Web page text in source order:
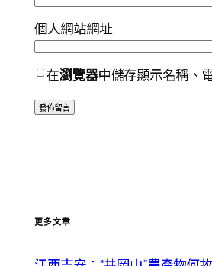
個人網站網址
在瀏覽器中儲存顯示名稱、
更多文章